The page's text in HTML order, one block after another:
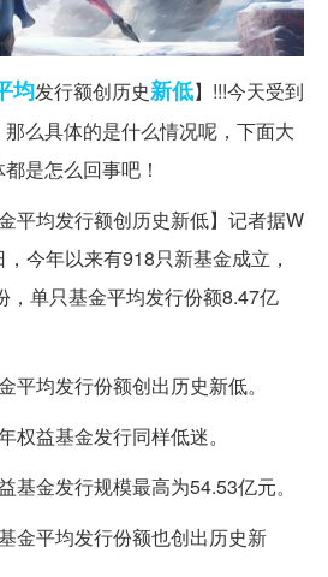
均发行额创历史新低】!!!今天受到
么具体的是什么情况呢，下面大
是怎么回事吧！
平均发行额创历史新低】记者据W
今年以来有918只新基金成立，
，单只基金平均发行份额8.47亿
平均发行份额创出历史新低。
权益基金发行同样低迷。
基金发行规模最高为54.53亿元。
金平均发行份额也创出历史新